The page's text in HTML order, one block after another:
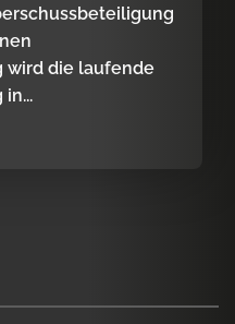
wird die laufende